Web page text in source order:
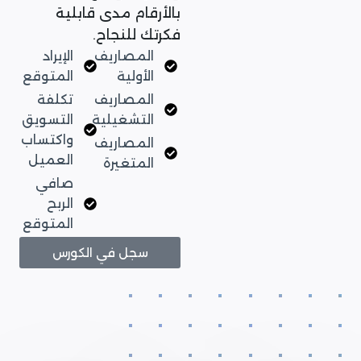
بالأرقام مدى قابلية
فكرتك للنجاح.
المصاريف
الأولية
المصاريف
التشغيلية
المصاريف
المتغيرة
الإيراد
المتوقع
تكلفة
التسويق
واكتساب
العميل
صافي
الربح
المتوقع
سجل في الكورس